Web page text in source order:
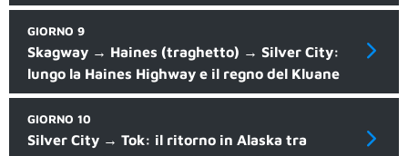
GIORNO 9
Skagway → Haines (traghetto) → Silver City:
lungo la Haines Highway e il regno del Kluane
GIORNO 10
Silver City → Tok: il ritorno in Alaska tra